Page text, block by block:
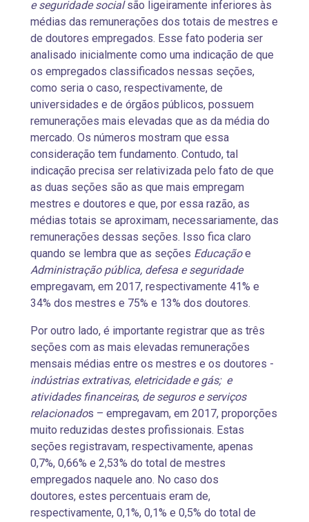
e seguridade socialsão ligeiramente inferiores às
médias das remunerações dos totais de mestres e
de doutores empregados. Esse fato poderia ser
analisado inicialmente como uma indicação de que
os empregados classificados nessas seções,
como seria o caso, respectivamente, de
universidades e de órgãos públicos, possuem
remunerações mais elevadas que as da média do
mercado. Os números mostram que essa
consideração tem fundamento. Contudo, tal
indicação precisa ser relativizada pelo fato de que
as duas seções são as que mais empregam
mestres e doutores e que, por essa razão, as
médias totais se aproximam, necessariamente, das
remunerações dessas seções. Isso fica claro
quando se lembra que as seções Educaçãoe
Administração pública, defesa e seguridade
empregavam, em 2017, respectivamente 41% e
34% dos mestres e 75% e 13% dos doutores.
Por outro lado, é importante registrar que as três
seções com as mais elevadas remunerações
mensais médias entre os mestres e os doutores -
indústrias extrativas, eletricidade e gás; e
atividades financeiras, de seguros e serviços
relacionados – empregavam, em 2017, proporções
muito reduzidas destes profissionais. Estas
seções registravam, respectivamente, apenas
0,7%, 0,66% e 2,53% do total de mestres
empregados naquele ano. No caso dos
doutores, estes percentuais eram de,
respectivamente, 0,1%, 0,1% e 0,5% do total de